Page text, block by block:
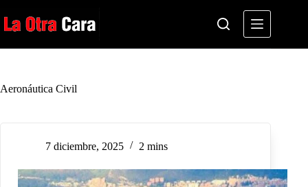
al
contenido
Aeronáutica Civil
7 diciembre, 2025 2 mins